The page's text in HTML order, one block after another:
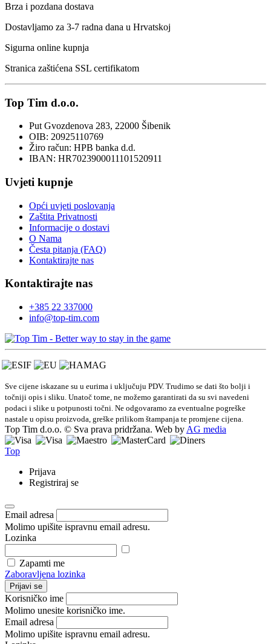
Brza i pozdana dostava
Dostavljamo za 3-7 radna dana u Hrvatskoj
Sigurna online kupnja
Stranica zaštićena SSL certifikatom
Top Tim d.o.o.
Put Gvozdenova 283, 22000 Šibenik
OIB: 20925110769
Žiro račun: HPB banka d.d.
IBAN: HR7023900011101520911
Uvjeti kupnje
Opći uvjeti poslovanja
Zaštita Privatnosti
Informacije o dostavi
O Nama
Česta pitanja (FAQ)
Kontaktirajte nas
Kontaktirajte nas
+385 22 337000
info@top-tim.com
Sve cijene iskazane su u eurima i uključuju PDV. Trudimo se dati što bolji i
točniji opis i sliku. Unatoč tome, ne možemo garantirati da su svi navedeni
podaci i slike u potpunosti točni. Ne odgovaramo za eventualne pogreške
nastale u opisu proizvoda, greške prilikom štampanja te promjene cijena.
Top Tim d.o.o. © Sva prava pridržana. Web by AG media
Top
Prijava
Registriraj se
Email adresa
Molimo upišite ispravnu email adresu.
Lozinka
Zapamti me
Zaboravljena lozinka
Prijavi se
Korisničko ime
Molimo unesite korisničko ime.
Email adresa
Molimo upišite ispravnu email adresu.